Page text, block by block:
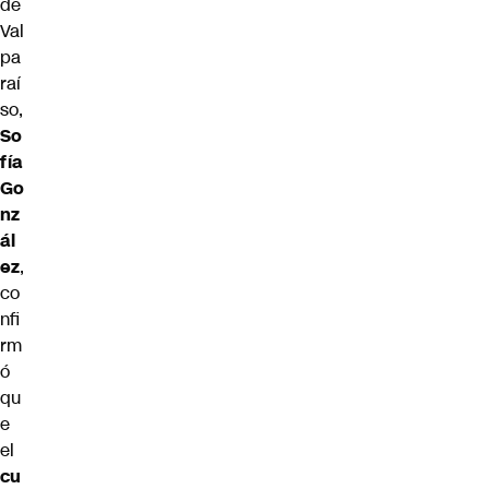
Val
pa
raí
so,
So
fía
Go
nz
ál
ez,
co
nfi
rm
ó
qu
e
el
cu